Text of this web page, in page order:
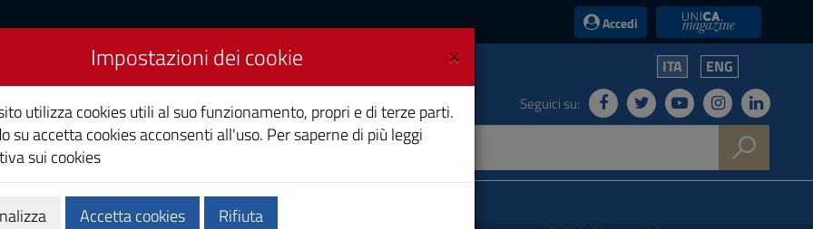
Accedi UniCA News
Dentaria
ITA ENG
Seguici su:
Calendari e orari Qualità e miglioramento
×
Impostazioni dei cookie
utilizza cookies utili al suo funzionamento, propri e di terze parti.
su accetta cookies acconsenti all'uso. Per saperne di più leggi
sui cookies
Accetta cookies Rifiuta